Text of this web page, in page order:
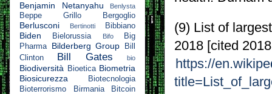
(9) List of
2018 [cited
https://
Benjamin Netanyahu Benlysta
Beppe Grillo Bergoglio
Berlusconi Bertinotti Bibbiano
Biden Bielorussia Bifo
Big
Pharma
Bilderberg Group
Bill
Clinton
Bill Gates bio
Biodiversità Bioetica Biometria
Biosicurezza
Biotecnologia
Bioterrorismo
Birmania Bitcoin